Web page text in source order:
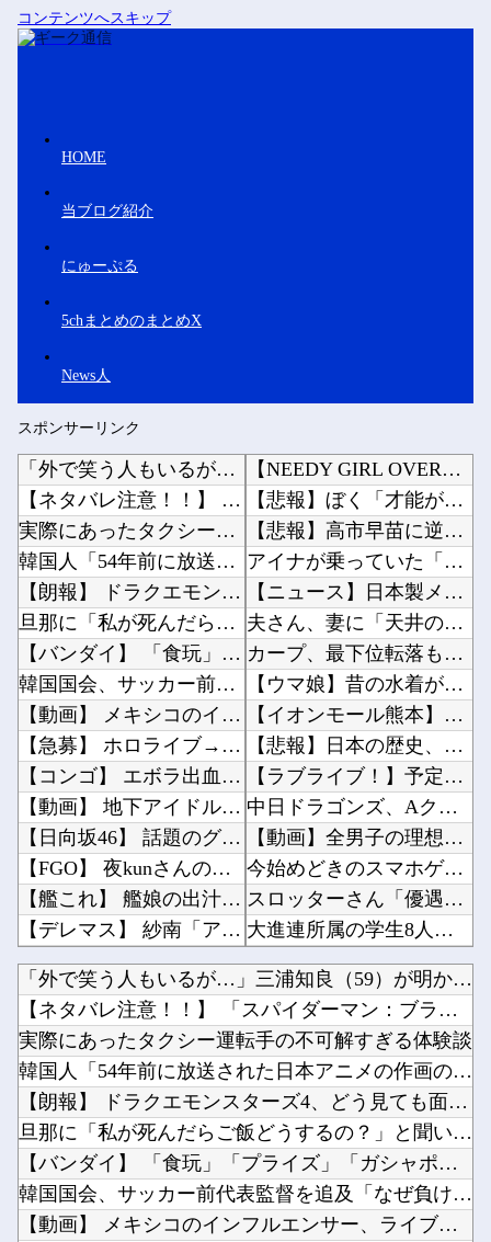
コンテンツへスキップ
HOME
当ブログ紹介
にゅーぷる
5chまとめのまとめX
News人
スポンサーリンク
「外で笑う人もいるが…」三浦知良（59）が明かす現役への葛藤！ 還暦直前も「今でも上手くな...
【ネタバレ注意！！】 「スパイダーマン：ブランド・ニュー・デイ」にも出てきたけどあの組織潰...
実際にあったタクシー運転手の不可解すぎる体験談
韓国人「54年前に放送された日本アニメの作画のクオリティがこちら…」→「これは現代でも通用...
【朗報】 ドラクエモンスターズ4、どう見ても面白そう
旦那に「私が死んだらご飯どうするの？」と聞いてみた
【バンダイ】 「食玩」「プライズ」「ガシャポン」2026年8月発売商品【発売スケジュール】
韓国国会、サッカー前代表監督を追及「なぜ負けたのか」
【動画】 メキシコのインフルエンサー、ライブ配信中に襲撃されて死亡。
【急募】 ホロライブ→にじさんじ→ぶいすぽ
【コンゴ】 エボラ出血熱、感染3600人…過去最大の流行に
【動画】 地下アイドルさん、売れるためにここまでしなきゃいけないと判明…………………
【日向坂46】 話題のグッズ、案の定売り切れ…
【FGO】 夜kunさんのモルガンイラスト！！ 蝶の羽好きです！
【艦これ】 艦娘の出汁だよ、美味しいよ
【デレマス】 紗南「アイドルに似合うポケモン？」
旅館「たく家」の評判
ブログ更新停止のお知らせ
【速報】 PL学園野球部が休部して今年で10年目、PL学園の全生徒数は35人
Powered by livedoor 相互RSS
【NEEDY GIRL OVERDOSE】システムサービス「超絶最かわてんしちゃん」プライ...
【悲報】ぼく「才能がないなら努力をすれば良いじゃない」お前ら「努力できるのも才能だよ」他
【悲報】高市早苗に逆らった財務官僚、異例の左遷ｗｗｗｗｗｗｗｗ他
アイナが乗っていた「高機動試作型ザク」ってよく考えると時系列がおかしいな他
【ニュース】日本製メモリに世界中から注文殺到！！！ １兆５０００億円で工場増築へ他
夫さん、妻に「天井のシミ数えてれば終わるでな」と押し倒されて性行為 → 凄いことになるｗｗ...
カープ、最下位転落も3位が射程圏内。新井監督「特別な日の試合だったので負けて悔しい」【反省...
【ウマ娘】昔の水着がそのまま入るジャーニー…まるで成長していない！？他
【イオンモール熊本】福岡酸素「配管が損傷しガス漏れ、着火した可能性」高圧ガス保安法などに基...
【悲報】日本の歴史、ついに『崩壊』してしまう・・・・・他
【ラブライブ！】予定立てるの苦手なので行き当たりばったりの旅行しかできません他
中日ドラゴンズ、Aクラスまで3ゲーム差wwwwwwwww他
【動画】全男子の理想の乳首、ついに発見されるｗｗｗｗｗｗｗ他
今始めどきのスマホゲームなにかある？他
スロッターさん「優遇冷遇はある。理由はスマスロだから、これだけで十分なんだよね」他
大進連所属の学生8人、在韓米軍平沢基地に無断侵入…米軍により身柄拘束！他
【画像】このボケて、破壊力ありすぎてクッソワロタｗｗｗｗｗｗｗｗｗ他
ヤニネコ・みぃちゃん・のあ先輩・もちづきさん「結婚してください！」←どうする？他
【にじさんじ】笹木、1週間ほど里に帰省他
北朝鮮がロシアに弾道ミサイル40発供与、ミサイル部隊90人派遣開始…さらに80発見通し！他
【ウマ娘】（悲報）ナイスネイチャ、討ち取られる他
【SSD】1TBで1.5万とか、買った時の倍なんだけど今だと買い増してしまいそうで怖い他
ライザの公式AIゲーム、エッチすぎて始まる♥他
Vチューバーに最近ある変化が起きつつある他
「外で笑う人もいるが…」三浦知良（59）が明かす現役への葛藤...
【ネタバレ注意！！】 「スパイダーマン：ブランド・ニュー・デ...
実際にあったタクシー運転手の不可解すぎる体験談
韓国人「54年前に放送された日本アニメの作画のクオリティがこ...
【朗報】 ドラクエモンスターズ4、どう見ても面白そう
旦那に「私が死んだらご飯どうするの？」と聞いてみた
【バンダイ】 「食玩」「プライズ」「ガシャポン」2026年8...
韓国国会、サッカー前代表監督を追及「なぜ負けたのか」
【動画】 メキシコのインフルエンサー、ライブ配信中に襲撃され...